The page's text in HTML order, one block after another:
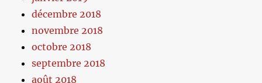
décembre 2018
novembre 2018
octobre 2018
septembre 2018
août 2018